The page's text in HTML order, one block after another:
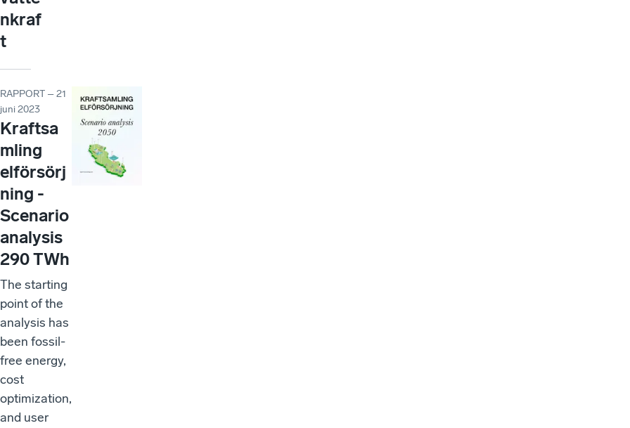
nkraf
t
RAPPORT – 21
juni 2023
Kraftsa
mling
elförsörj
ning -
Scenario
analysis
290 TWh
The starting
point of the
analysis has
been fossil-
free energy,
cost
optimization,
and user